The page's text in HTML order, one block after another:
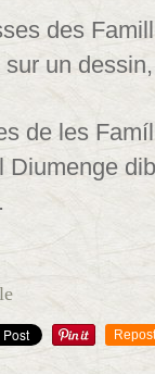
des
un
de les
Diumenge
Repost